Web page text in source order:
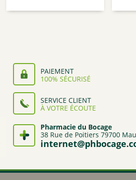
prix :
PAIEMENT
100% SÉCURISÉ
SERVICE CLIENT
À VOTRE ÉCOUTE
Pharmacie du Bocage
38 Rue de Poitiers 79700